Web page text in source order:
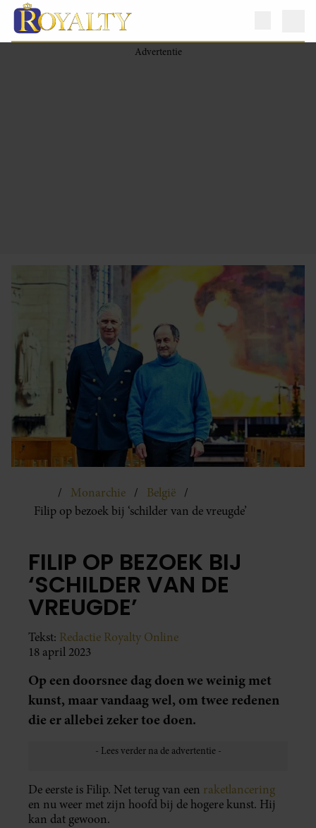
Monarchie
België
Filip op bezoek bij ‘schilder van de vreugde’
FILIP OP BEZOEK BIJ
‘SCHILDER VAN DE
VREUGDE’
Tekst: Redactie Royalty Online
18 april 2023
Op een doorsnee dag doen we weinig met
kunst, maar vandaag wel, om twee redenen
die er allebei zeker toe doen.
De eerste is Filip. Net terug van een raketlancering
en nu weer met zijn hoofd bij de hogere kunst. Hij
kan dat gewoon.